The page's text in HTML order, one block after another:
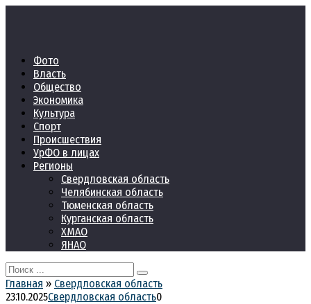
Фото
Власть
Общество
Экономика
Культура
Спорт
Происшествия
УрФО в лицах
Регионы
Свердловская область
Челябинская область
Тюменская область
Курганская область
ХМАО
ЯНАО
Search
for:
Главная » Свердловская область
23.10.2025Свердловская область0